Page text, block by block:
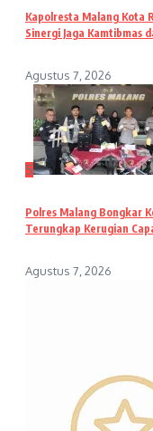
Kapolresta Malang Kota
Sinergi Jaga Kamtibmas
Agustus 7, 2026
5
Polres Malang Bongkar
Terungkap Kerugian
Agustus 7, 2026